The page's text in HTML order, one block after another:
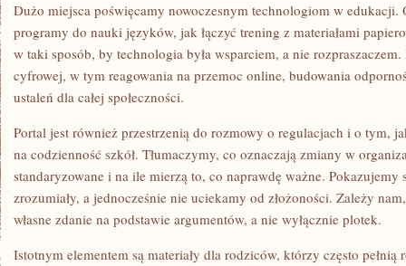
Dużo miejsca poświęcamy nowoczesnym technologiom w
programy do nauki języków, jak łączyć trening z materiałami
w taki sposób, by technologia była wsparciem, a nie
cyfrowej, w tym reagowania na przemoc online, budowania
ustaleń dla całej społeczności.
Portal jest również przestrzenią do rozmowy o regulacjach i o tym,
na codzienność szkół. Tłumaczymy, co oznaczają zmiany w
standaryzowane i na ile mierzą to, co naprawdę ważne.
zrozumiały, a jednocześnie nie uciekamy od złożoności. Zależy
własne zdanie na podstawie argumentów, a nie wyłącznie plotek.
Istotnym elementem są materiały dla rodziców, którzy często pełnią